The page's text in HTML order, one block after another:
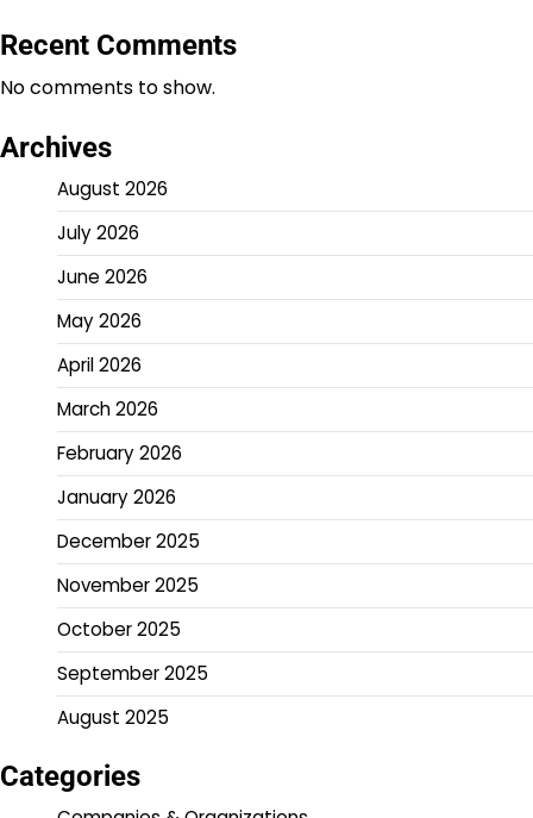
Recent Comments
No comments to show.
Archives
August 2026
July 2026
June 2026
May 2026
April 2026
March 2026
February 2026
January 2026
December 2025
November 2025
October 2025
September 2025
August 2025
Categories